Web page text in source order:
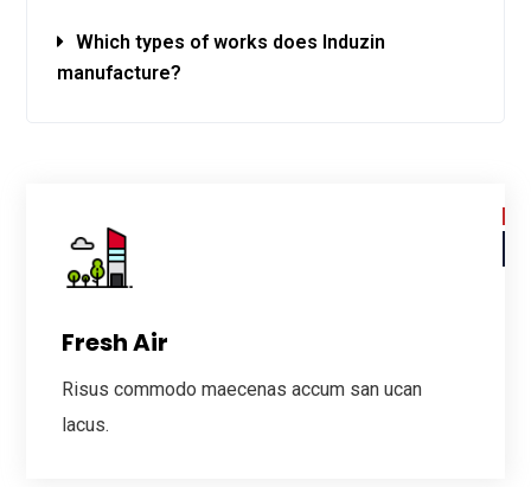
Which types of works does Induzin
manufacture?
Fresh Air
Risus commodo maecenas accum san ucan
lacus.